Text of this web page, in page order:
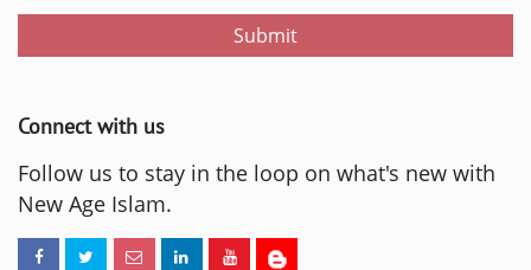
Submit
Connect with us
Follow us to stay in the loop on what's new with
New Age Islam.